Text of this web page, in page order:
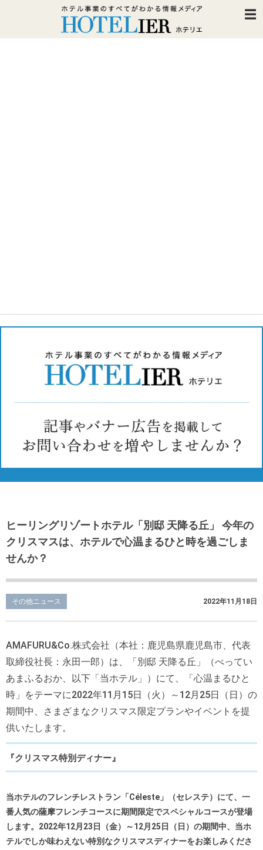
ヒーリングリゾートホテル「別邸 天降る丘」 今年の
クリスマスは、ホテルで心温まるひと時を過ごしま
せんか？
その他ニュース 2022年11月18日
AMAFURU&Co.株式会社（本社：鹿児島県鹿児島市、代表
取締役社長：永田一郎）は、「別邸 天降る丘」（べってい
あまふるおか、以下「当ホテル」）にて、「心温まるひと
時」をテーマに2022年11月15日（火）～12月25日（日）の
期間中、さまざまなクリスマス限定プランやイベントを提
供いたします。
『クリスマス特別ディナー』
当ホテルのフレンチレストラン「Céleste」（セレステ）にて、一
番人気の薩摩フレンチコースに期間限定でスペシャルコースが登場
します。2022年12月23日（金）～12月25日（日）の期間中、当ホ
テルでしか味わえない特別なクリスマスディナーをお楽しみくださ